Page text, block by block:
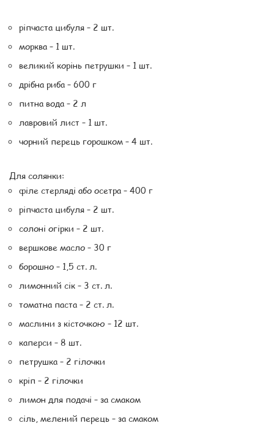
ріпчаста цибуля – 2 шт.
морква – 1 шт.
великий корінь петрушки – 1 шт.
дрібна риба – 600 г
питна вода – 2 л
лавровий лист – 1 шт.
чорний перець горошком – 4 шт.
Для солянки:
філе стерляді або осетра – 400 г
ріпчаста цибуля – 2 шт.
солоні огірки – 2 шт.
вершкове масло – 30 г
борошно – 1,5 ст. л.
лимонний сік – 3 ст. л.
томатна паста – 2 ст. л.
маслини з кісточкою – 12 шт.
каперси – 8 шт.
петрушка – 2 гілочки
кріп – 2 гілочки
лимон для подачі – за смаком
сіль, мелений перець – за смаком